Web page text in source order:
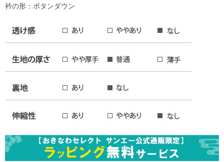
衿の形：ボタンダウン